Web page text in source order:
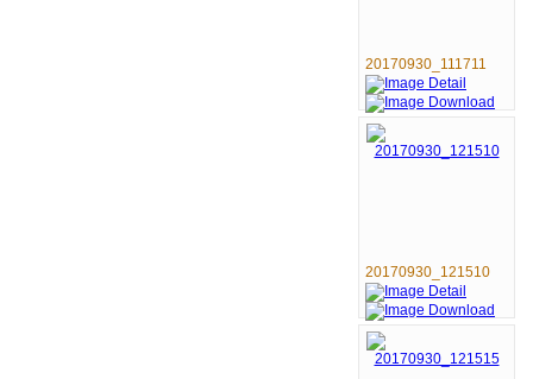
20170930_111711
20170930_121510